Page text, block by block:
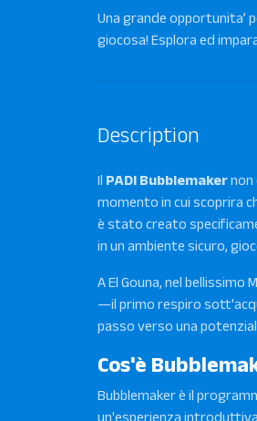
Una grande opportunita’
giocosa! Esplora ed
Description
Il PADI Bubblemakernon
momento in cui scoprira
è stato creato
in un ambiente sicuro,
A El Gouna, nel
—il primo respiro
passo verso una
Cos'è
Bubblemaker è il
un'esperienza